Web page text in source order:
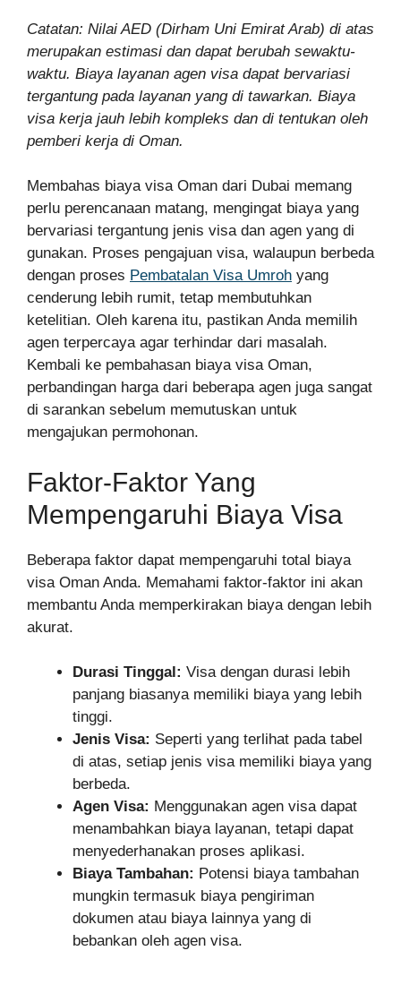
Catatan: Nilai AED (Dirham Uni Emirat Arab) di atas
merupakan estimasi dan dapat berubah sewaktu-
waktu. Biaya layanan agen visa dapat bervariasi
tergantung pada layanan yang di tawarkan. Biaya
visa kerja jauh lebih kompleks dan di tentukan oleh
pemberi kerja di Oman.
Membahas biaya visa Oman dari Dubai memang
perlu perencanaan matang, mengingat biaya yang
bervariasi tergantung jenis visa dan agen yang di
gunakan. Proses pengajuan visa, walaupun berbeda
dengan proses Pembatalan Visa Umroh yang
cenderung lebih rumit, tetap membutuhkan
ketelitian. Oleh karena itu, pastikan Anda memilih
agen terpercaya agar terhindar dari masalah.
Kembali ke pembahasan biaya visa Oman,
perbandingan harga dari beberapa agen juga sangat
di sarankan sebelum memutuskan untuk
mengajukan permohonan.
Faktor-Faktor Yang
Mempengaruhi Biaya Visa
Beberapa faktor dapat mempengaruhi total biaya
visa Oman Anda. Memahami faktor-faktor ini akan
membantu Anda memperkirakan biaya dengan lebih
akurat.
Durasi Tinggal: Visa dengan durasi lebih
panjang biasanya memiliki biaya yang lebih
tinggi.
Jenis Visa: Seperti yang terlihat pada tabel
di atas, setiap jenis visa memiliki biaya yang
berbeda.
Agen Visa: Menggunakan agen visa dapat
menambahkan biaya layanan, tetapi dapat
menyederhanakan proses aplikasi.
Biaya Tambahan: Potensi biaya tambahan
mungkin termasuk biaya pengiriman
dokumen atau biaya lainnya yang di
bebankan oleh agen visa.